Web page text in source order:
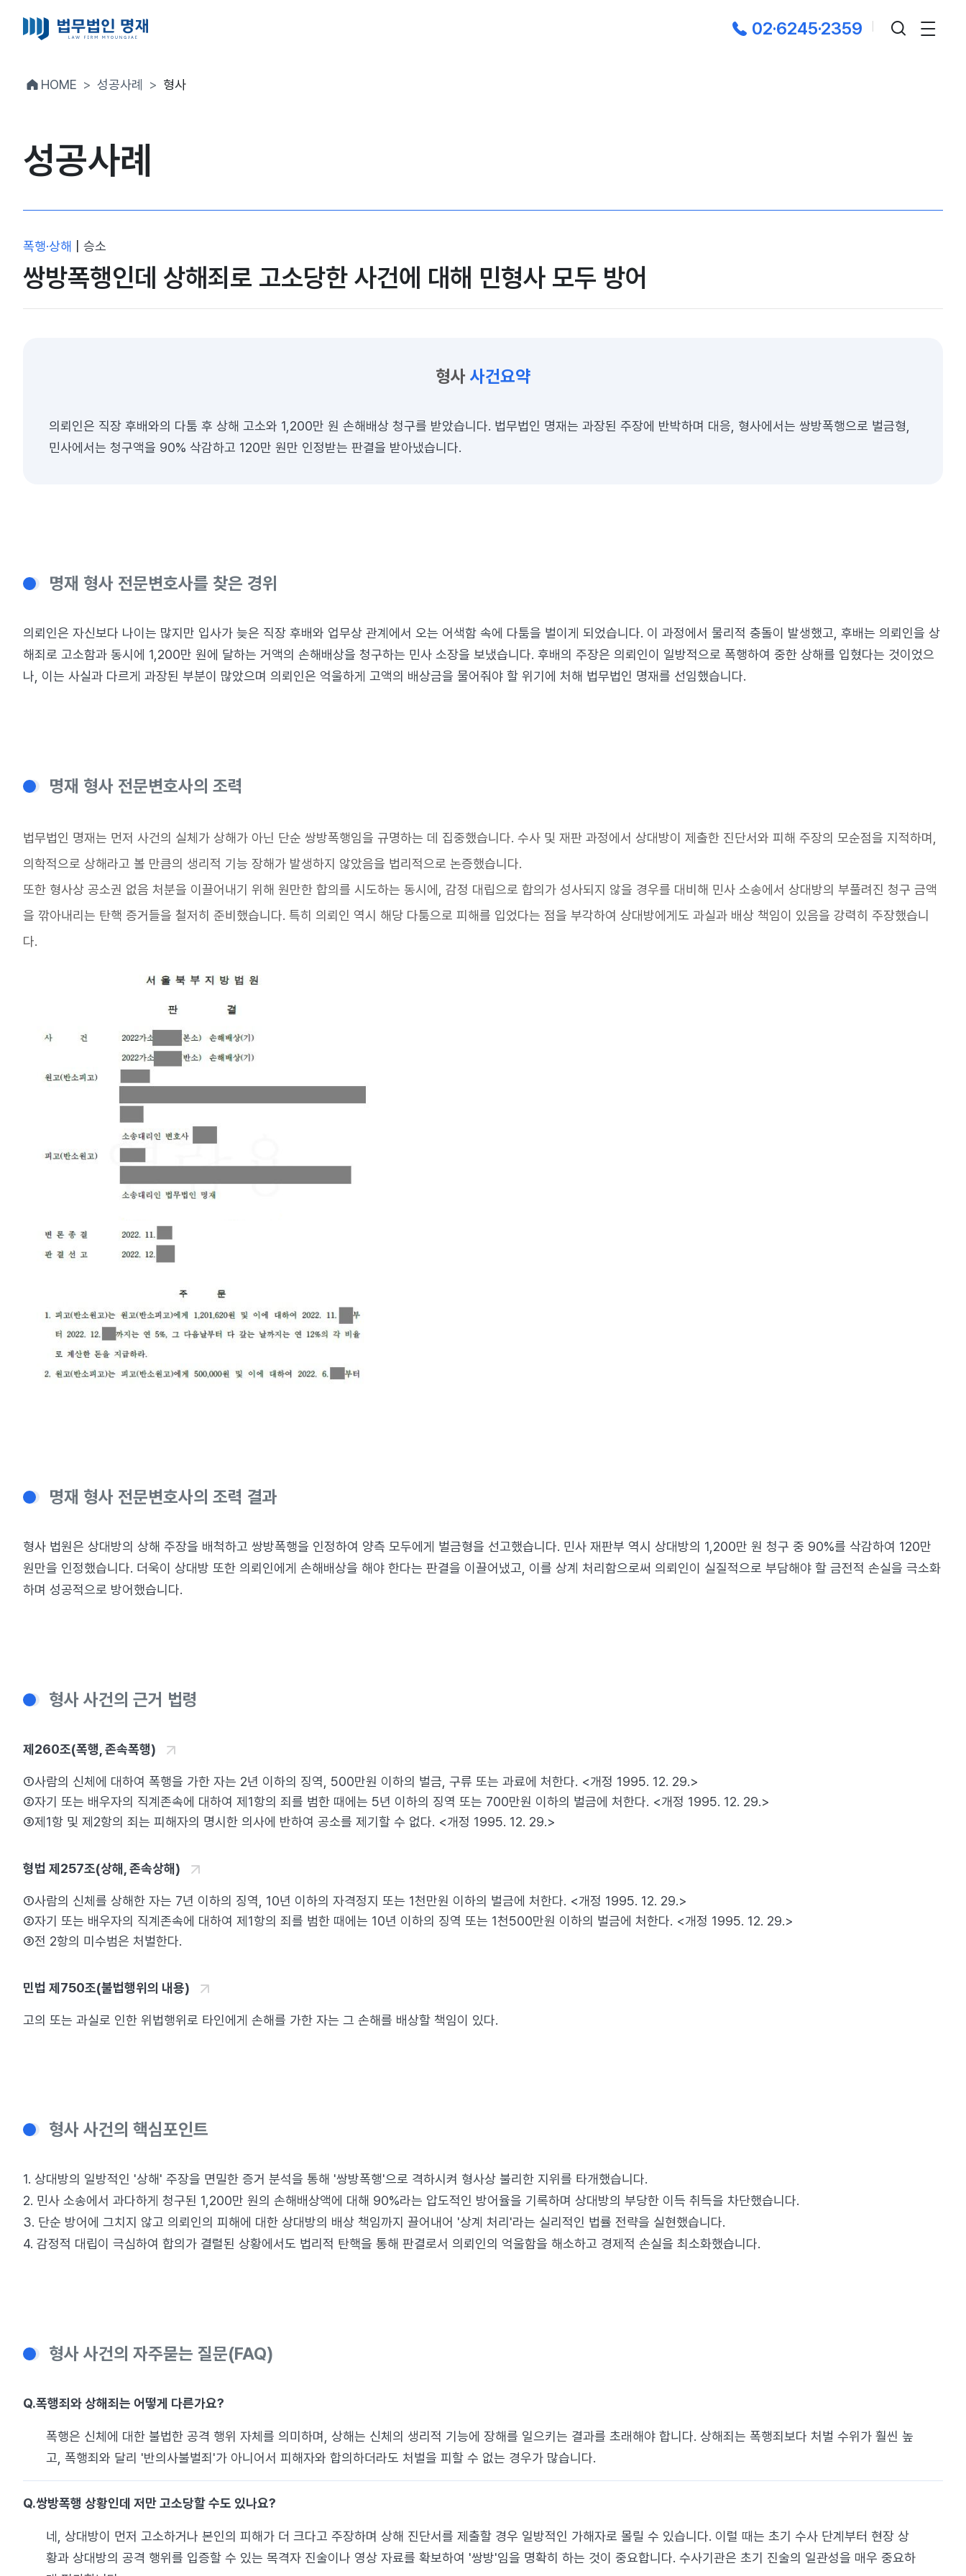
02·6245·2359
HOME 성공사례 형사
성공사례
폭행·상해 승소
쌍방폭행인데 상해죄로 고소당한 사건에 대해 민형사 모두 방어
형사 사건요약
의뢰인은 직장 후배와의 다툼 후 상해 고소와 1,200만 원 손해배상 청구를 받았습니다. 법무법인 명재는 과장된 주장에 반박하며 대응, 형사에서는 쌍방폭행으로 벌금형,
민사에서는 청구액을 90% 삭감하고 120만 원만 인정받는 판결을 받아냈습니다.
명재 형사 전문변호사를 찾은 경위
의뢰인은 자신보다 나이는 많지만 입사가 늦은 직장 후배와 업무상 관계에서 오는 어색함 속에 다툼을 벌이게 되었습니다. 이 과정에서 물리적 충돌이 발생했고, 후배는 의뢰인을 상
해죄로 고소함과 동시에 1,200만 원에 달하는 거액의 손해배상을 청구하는 민사 소장을 보냈습니다. 후배의 주장은 의뢰인이 일방적으로 폭행하여 중한 상해를 입혔다는 것이었으
나, 이는 사실과 다르게 과장된 부분이 많았으며 의뢰인은 억울하게 고액의 배상금을 물어줘야 할 위기에 처해 법무법인 명재를 선임했습니다.
명재 형사 전문변호사의 조력
법무법인 명재는 먼저 사건의 실체가 상해가 아닌 단순 쌍방폭행임을 규명하는 데 집중했습니다. 수사 및 재판 과정에서 상대방이 제출한 진단서와 피해 주장의 모순점을 지적하며,
의학적으로 상해라고 볼 만큼의 생리적 기능 장해가 발생하지 않았음을 법리적으로 논증했습니다.
또한 형사상 공소권 없음 처분을 이끌어내기 위해 원만한 합의를 시도하는 동시에, 감정 대립으로 합의가 성사되지 않을 경우를 대비해 민사 소송에서 상대방의 부풀려진 청구 금액
을 깎아내리는 탄핵 증거들을 철저히 준비했습니다. 특히 의뢰인 역시 해당 다툼으로 피해를 입었다는 점을 부각하여 상대방에게도 과실과 배상 책임이 있음을 강력히 주장했습니
다.
명재 형사 전문변호사의 조력 결과
형사 법원은 상대방의 상해 주장을 배척하고 쌍방폭행을 인정하여 양측 모두에게 벌금형을 선고했습니다. 민사 재판부 역시 상대방의 1,200만 원 청구 중 90%를 삭감하여 120만
원만을 인정했습니다. 더욱이 상대방 또한 의뢰인에게 손해배상을 해야 한다는 판결을 이끌어냈고, 이를 상계 처리함으로써 의뢰인이 실질적으로 부담해야 할 금전적 손실을 극소화
하며 성공적으로 방어했습니다.
형사 사건의 근거 법령
제260조(폭행, 존속폭행)
①사람의 신체에 대하여 폭행을 가한 자는 2년 이하의 징역, 500만원 이하의 벌금, 구류 또는 과료에 처한다. <개정 1995. 12. 29.>
②자기 또는 배우자의 직계존속에 대하여 제1항의 죄를 범한 때에는 5년 이하의 징역 또는 700만원 이하의 벌금에 처한다. <개정 1995. 12. 29.>
③제1항 및 제2항의 죄는 피해자의 명시한 의사에 반하여 공소를 제기할 수 없다. <개정 1995. 12. 29.>
형법 제257조(상해, 존속상해)
①사람의 신체를 상해한 자는 7년 이하의 징역, 10년 이하의 자격정지 또는 1천만원 이하의 벌금에 처한다. <개정 1995. 12. 29.>
②자기 또는 배우자의 직계존속에 대하여 제1항의 죄를 범한 때에는 10년 이하의 징역 또는 1천500만원 이하의 벌금에 처한다. <개정 1995. 12. 29.>
③전 2항의 미수범은 처벌한다.
민법 제750조(불법행위의 내용)
고의 또는 과실로 인한 위법행위로 타인에게 손해를 가한 자는 그 손해를 배상할 책임이 있다.
형사 사건의 핵심포인트
1. 상대방의 일방적인 '상해' 주장을 면밀한 증거 분석을 통해 '쌍방폭행'으로 격하시켜 형사상 불리한 지위를 타개했습니다.
2. 민사 소송에서 과다하게 청구된 1,200만 원의 손해배상액에 대해 90%라는 압도적인 방어율을 기록하며 상대방의 부당한 이득 취득을 차단했습니다.
3. 단순 방어에 그치지 않고 의뢰인의 피해에 대한 상대방의 배상 책임까지 끌어내어 '상계 처리'라는 실리적인 법률 전략을 실현했습니다.
4. 감정적 대립이 극심하여 합의가 결렬된 상황에서도 법리적 탄핵을 통해 판결로서 의뢰인의 억울함을 해소하고 경제적 손실을 최소화했습니다.
형사 사건의 자주묻는 질문(FAQ)
Q.폭행죄와 상해죄는 어떻게 다른가요?
폭행은 신체에 대한 불법한 공격 행위 자체를 의미하며, 상해는 신체의 생리적 기능에 장해를 일으키는 결과를 초래해야 합니다. 상해죄는 폭행죄보다 처벌 수위가 훨씬 높
고, 폭행죄와 달리 '반의사불벌죄'가 아니어서 피해자와 합의하더라도 처벌을 피할 수 없는 경우가 많습니다.
Q.쌍방폭행 상황인데 저만 고소당할 수도 있나요?
네, 상대방이 먼저 고소하거나 본인의 피해가 더 크다고 주장하며 상해 진단서를 제출할 경우 일방적인 가해자로 몰릴 수 있습니다. 이럴 때는 초기 수사 단계부터 현장 상
황과 상대방의 공격 행위를 입증할 수 있는 목격자 진술이나 영상 자료를 확보하여 '쌍방'임을 명확히 하는 것이 중요합니다. 수사기관은 초기 진술의 일관성을 매우 중요하